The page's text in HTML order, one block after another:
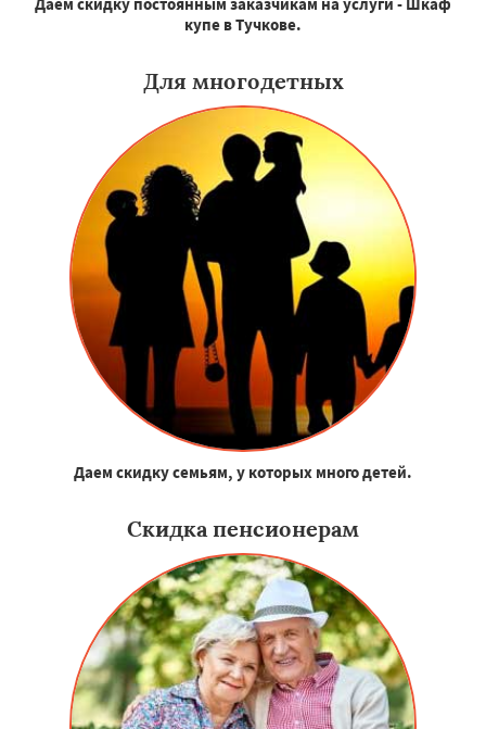
купе в Тучкове.
Для многодетных
Даем скидку семьям, у которых много детей.
Скидка пенсионерам